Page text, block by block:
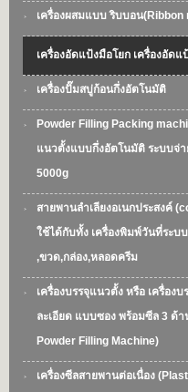
เครื่องผสมแบบ ริบบอน(Ribbon
เครื่องอัดแป้งมือโยก เครื่องอัด
เครื่องปั๊มสบู่ก้อนกึ่งอัตโนมัติ
Powder Filling Packing
แนวตั้งแบบกึ่งอัตโนมัติ ระบบจ่
5000g
สายพานลำเลียงอเนกประสงค์
ใช้ได้กับทั้ง เครื่องพิมพ์วันที่ระบ
,ขวด,กล่อง,หลอดครีม
เครื่องบรรจุแนวตั้ง หรือ เครื่องบ
ละเอียด แบบซอง พร้อมซีล 3 ด้
Powder Filling Machine)
เครื่องซีลสายพานต่อเนื่อง